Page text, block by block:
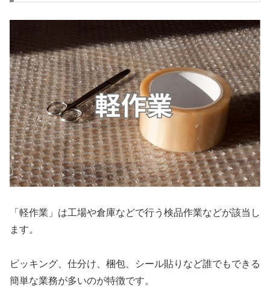
「軽作業」は工場や倉庫などで行う検品作業などが該当し
ます。
ピッキング、仕分け、梱包、シール貼りなど誰でもできる
簡単な業務が多いのが特徴です。